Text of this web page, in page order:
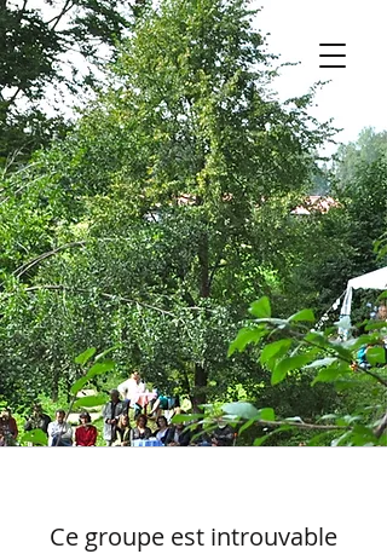
Ce groupe est introuvable